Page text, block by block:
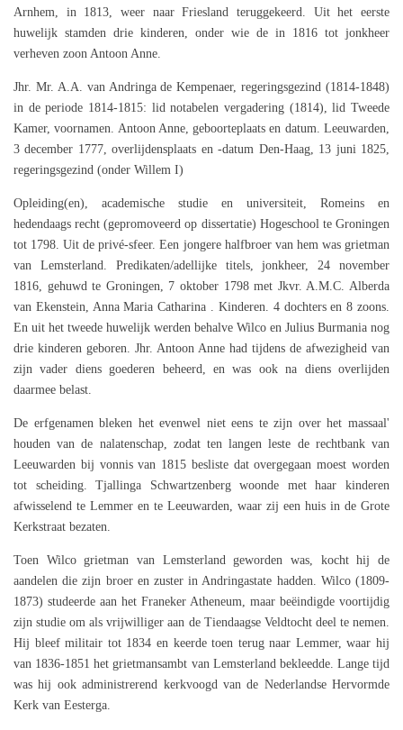
Arnhem, in 1813, weer naar Friesland teruggekeerd. Uit het eerste
huwelijk stamden drie kinderen, onder wie de in 1816 tot jonkheer
verheven zoon Antoon Anne.
Jhr. Mr. A.A. van Andringa de Kempenaer, regeringsgezind (1814-1848)
in de periode 1814-1815: lid notabelen vergadering (1814), lid Tweede
Kamer, voornamen. Antoon Anne, geboorteplaats en datum. Leeuwarden,
3 december 1777, overlijdensplaats en -datum Den-Haag, 13 juni 1825,
regeringsgezind (onder Willem I)
Opleiding(en), academische studie en universiteit, Romeins en
hedendaags recht (gepromoveerd op dissertatie) Hogeschool te Groningen
tot 1798. Uit de privé-sfeer. Een jongere halfbroer van hem was grietman
van Lemsterland. Predikaten/adellijke titels, jonkheer, 24 november
1816, gehuwd te Groningen, 7 oktober 1798 met Jkvr. A.M.C. Alberda
van Ekenstein, Anna Maria Catharina . Kinderen. 4 dochters en 8 zoons.
En uit het tweede huwelijk werden behalve Wilco en Julius Burmania nog
drie kinderen geboren. Jhr. Antoon Anne had tijdens de afwezigheid van
zijn vader diens goederen beheerd, en was ook na diens overlijden
daarmee belast.
De erfgenamen bleken het evenwel niet eens te zijn over het massaal'
houden van de nalatenschap, zodat ten langen leste de rechtbank van
Leeuwarden bij vonnis van 1815 besliste dat overgegaan moest worden
tot scheiding. Tjallinga Schwartzenberg woonde met haar kinderen
afwisselend te Lemmer en te Leeuwarden, waar zij een huis in de Grote
Kerkstraat bezaten.
Toen Wilco grietman van Lemsterland geworden was, kocht hij de
aandelen die zijn broer en zuster in Andringastate hadden. Wilco (1809-
1873) studeerde aan het Franeker Atheneum, maar beëindigde voortijdig
zijn studie om als vrijwilliger aan de Tiendaagse Veldtocht deel te nemen.
Hij bleef militair tot 1834 en keerde toen terug naar Lemmer, waar hij
van 1836-1851 het grietmansambt van Lemsterland bekleedde. Lange tijd
was hij ook administrerend kerkvoogd van de Nederlandse Hervormde
Kerk van Eesterga.